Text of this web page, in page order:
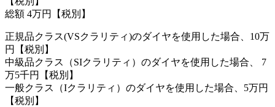
総額 4万円【税別】
正規品クラス(VSクラリティ)のダイヤを使用した場合、10万
円【税別】
中級品クラス（SIクラリティ）のダイヤを使用した場合、 7
万5千円【税別】
一般クラス（Iクラリティ）のダイヤを使用した場合、5万円
【税別】